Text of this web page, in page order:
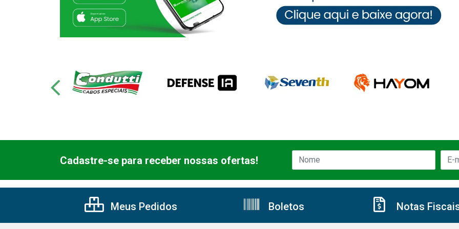
Cadastre-se para receber nossas ofertas!
Meus Pedidos Boletos Notas